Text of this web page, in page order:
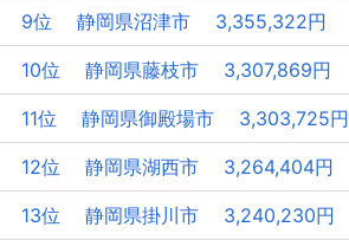
9位 静岡県沼津市 3,355,322円
10位 静岡県藤枝市 3,307,869円
11位 静岡県御殿場市 3,303,725円
12位 静岡県湖西市 3,264,404円
13位 静岡県掛川市 3,240,230円